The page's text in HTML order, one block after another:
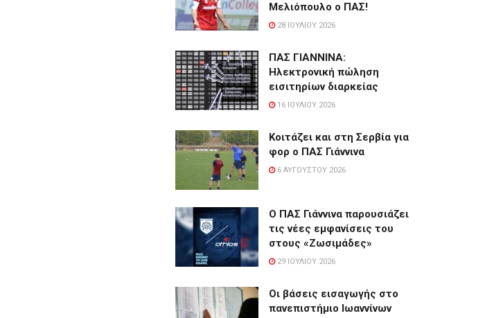
Μελιόπουλο ο ΠΑΣ!
28 ΙΟΥΛΊΟΥ 2026
ΠΑΣ ΓΙΑΝΝΙΝΑ:
Hλεκτρονική πώληση
εισιτηρίων διαρκείας
16 ΙΟΥΛΊΟΥ 2026
Κοιτάζει και στη Σερβία για
φορ ο ΠΑΣ Γιάννινα
6 ΑΥΓΟΎΣΤΟΥ 2026
Ο ΠΑΣ Γιάννινα παρουσιάζει
τις νέες εμφανίσεις του
στους «Ζωσιμάδες»
29 ΙΟΥΛΊΟΥ 2026
Οι βάσεις εισαγωγής στο
πανεπιστήμιο Ιωαννίνων